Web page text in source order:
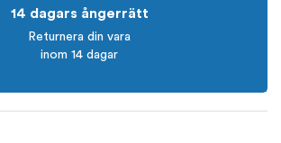
14 dagars ångerrätt
Returnera din vara
inom 14 dagar